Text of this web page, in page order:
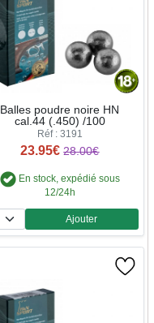
Balles poudre noire HN
cal.44 (.450) /100
Réf : 3191
23.95€ 28.00€
En stock, expédié sous
12/24h
Quantité
Ajouter